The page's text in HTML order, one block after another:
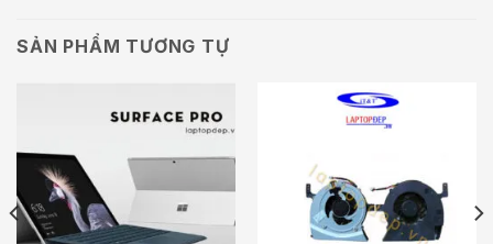
SẢN PHẨM TƯƠNG TỰ